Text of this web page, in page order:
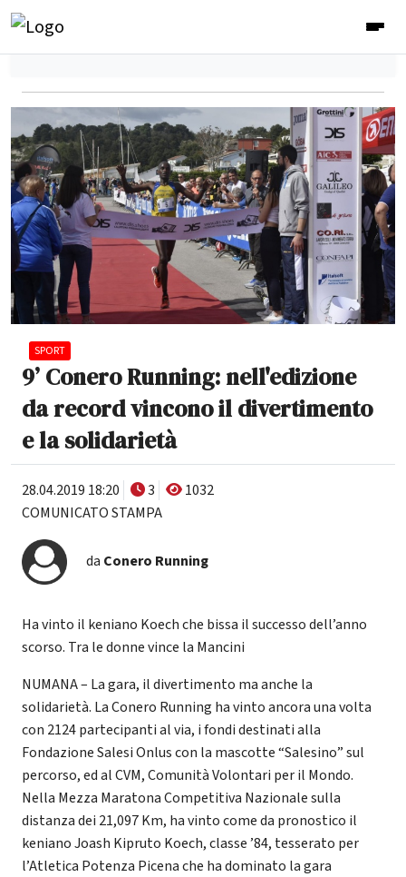
SPORT
9’ Conero Running: nell'edizione
da record vincono il divertimento
e la solidarietà
28.04.2019 18:20 3
1032
COMUNICATO STAMPA
da Conero Running
Ha vinto il keniano Koech che bissa il successo dell’anno
scorso. Tra le donne vince la Mancini
NUMANA – La gara, il divertimento ma anche la
solidarietà. La Conero Running ha vinto ancora una volta
con 2124 partecipanti al via, i fondi destinati alla
Fondazione Salesi Onlus con la mascotte “Salesino” sul
percorso, ed al CVM, Comunità Volontari per il Mondo.
Nella Mezza Maratona Competitiva Nazionale sulla
distanza dei 21,097 Km, ha vinto come da pronostico il
keniano Joash Kipruto Koech, classe ’84, tesserato per
l’Atletica Potenza Picena che ha dominato la gara